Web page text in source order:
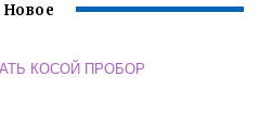
Новое
КОСОЙ ПРОБОР